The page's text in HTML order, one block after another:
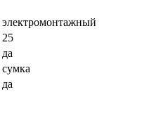
электромонтажный
25
да
сумка
да